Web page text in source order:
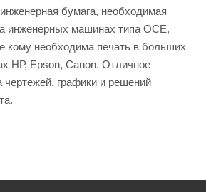
бумага, необходимая
инженерных машинах типа OCE,
кому необходима печать в больших
НР, Epson, Canon. Отличное
графики и решений